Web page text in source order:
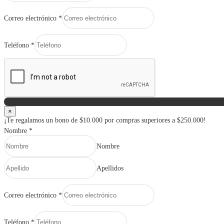
Correo electrónico *
Teléfono *
×
¡Te regalamos un bono de $10.000 por compras superiores a $250.000!
Nombre *
Nombre
Apellidos
Correo electrónico *
Teléfono *